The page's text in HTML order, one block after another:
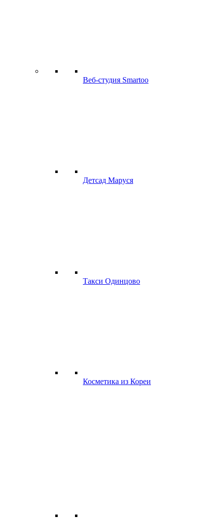
Веб-студия Smartoo
Детсад Маруся
Такси Одинцово
Косметика из Кореи